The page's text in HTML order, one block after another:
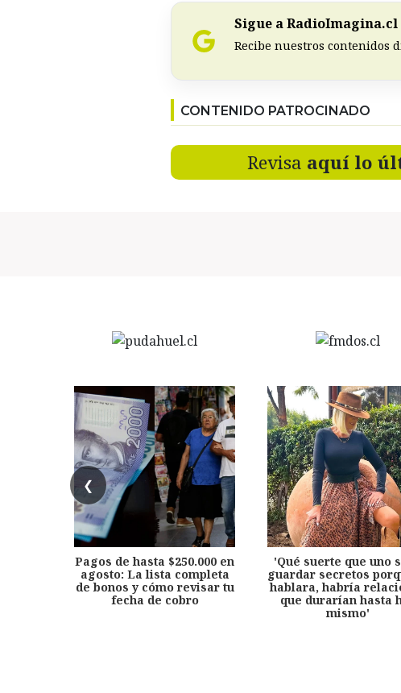
Sigue a RadioImagina.cl
Recibe nuestros contenidos
CONTENIDO PATROCINADO
Revisa aquí lo
❮
Pagos de hasta $250.000 en
agosto: La lista completa
de bonos y cómo revisar tu
fecha de cobro
'Qué suerte que uno
guardar secretos
hablara, habría
que durarían hasta
mismo'